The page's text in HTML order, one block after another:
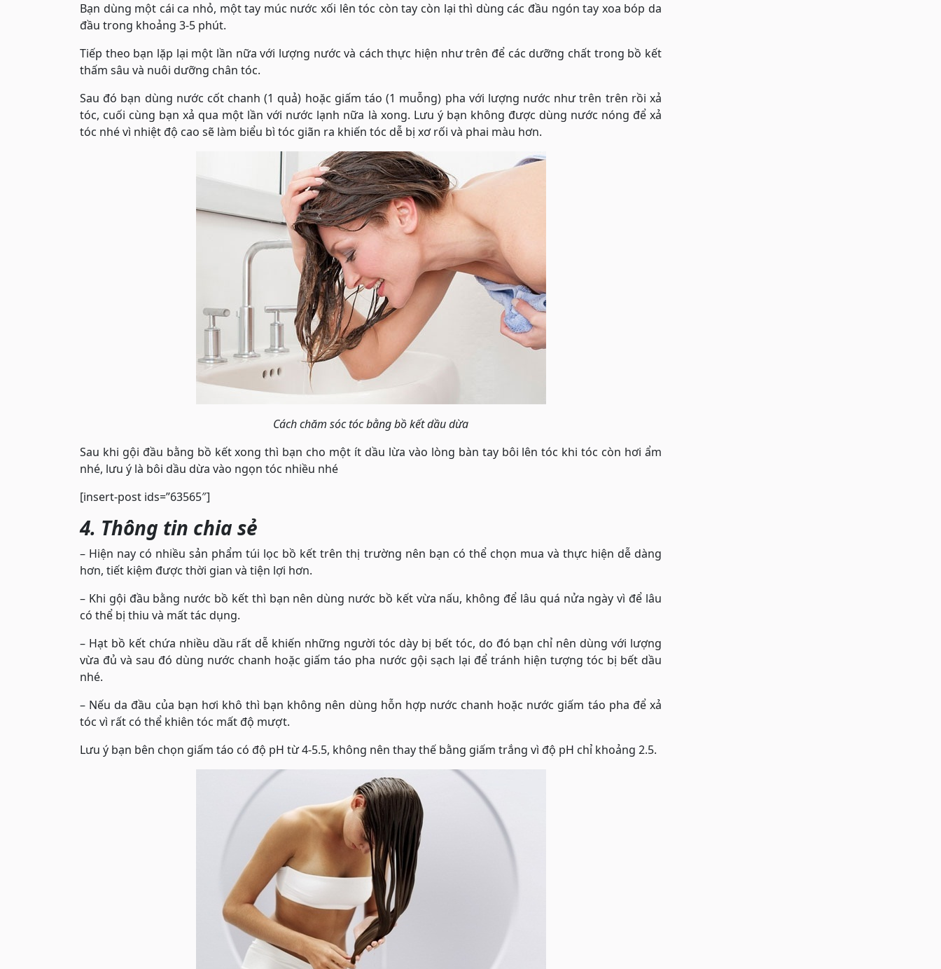
Bạn dùng một cái ca nhỏ, một tay múc nước xối lên tóc còn tay còn lại thì dùng các đầu ngón tay xoa bóp da
đầu trong khoảng 3-5 phút.
Tiếp theo bạn lặp lại một lần nữa với lượng nước và cách thực hiện như trên để các dưỡng chất trong bồ kết
thấm sâu và nuôi dưỡng chân tóc.
Sau đó bạn dùng nước cốt chanh (1 quả) hoặc giấm táo (1 muỗng) pha với lượng nước như trên trên rồi xả
tóc, cuối cùng bạn xả qua một lần với nước lạnh nữa là xong. Lưu ý bạn không được dùng nước nóng để xả
tóc nhé vì nhiệt độ cao sẽ làm biểu bì tóc giãn ra khiến tóc dễ bị xơ rối và phai màu hơn.
Cách chăm sóc tóc bằng bồ kết dầu dừa
Sau khi gội đầu bằng bồ kết xong thì bạn cho một ít dầu lừa vào lòng bàn tay bôi lên tóc khi tóc còn hơi ẩm
nhé, lưu ý là bôi dầu dừa vào ngọn tóc nhiều nhé
[insert-post ids=”63565″]
4. Thông tin chia sẻ
– Hiện nay có nhiều sản phẩm túi lọc bồ kết trên thị trường nên bạn có thể chọn mua và thực hiện dễ dàng
hơn, tiết kiệm được thời gian và tiện lợi hơn.
– Khi gội đầu bằng nước bồ kết thì bạn nên dùng nước bồ kết vừa nấu, không để lâu quá nửa ngày vì để lâu
có thể bị thiu và mất tác dụng.
– Hạt bồ kết chứa nhiều dầu rất dễ khiến những người tóc dày bị bết tóc, do đó bạn chỉ nên dùng với lượng
vừa đủ và sau đó dùng nước chanh hoặc giấm táo pha nước gội sạch lại để tránh hiện tượng tóc bị bết dầu
nhé.
– Nếu da đầu của bạn hơi khô thì bạn không nên dùng hỗn hợp nước chanh hoặc nước giấm táo pha để xả
tóc vì rất có thể khiên tóc mất độ mượt.
Lưu ý bạn bên chọn giấm táo có độ pH từ 4-5.5, không nên thay thế bằng giấm trắng vì độ pH chỉ khoảng 2.5.